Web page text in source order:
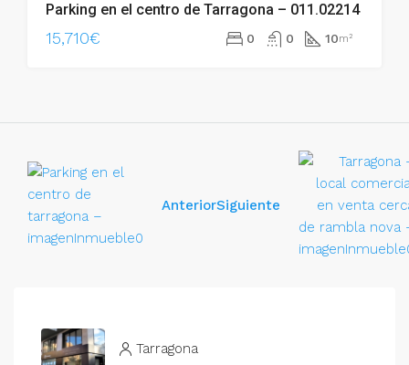
Parking en el centro de Tarragona – 011.02214
15,710€ 0 0 10m²
AnteriorSiguiente
Tarragona